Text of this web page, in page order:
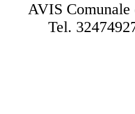
AVIS
Tel.